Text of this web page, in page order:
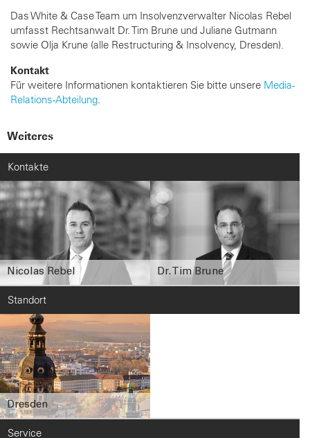
Das White & Case Team um Insolvenzverwalter Nicolas Rebel
umfasst Rechtsanwalt Dr. Tim Brune und Juliane Gutmann
sowie Olja Krune (alle Restructuring & Insolvency, Dresden).
Kontakt
Für weitere Informationen kontaktieren Sie bitte unsere Media-
Relations-Abteilung.
Weiteres
Kontakte
Nicolas Rebel Dr. Tim Brune
Standort
Dresden
Service